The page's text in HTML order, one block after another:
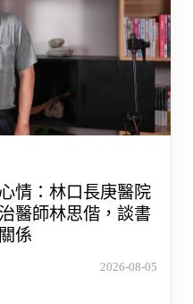
情：林口長庚醫院
醫師林思偕，談書
係
2026-08-05